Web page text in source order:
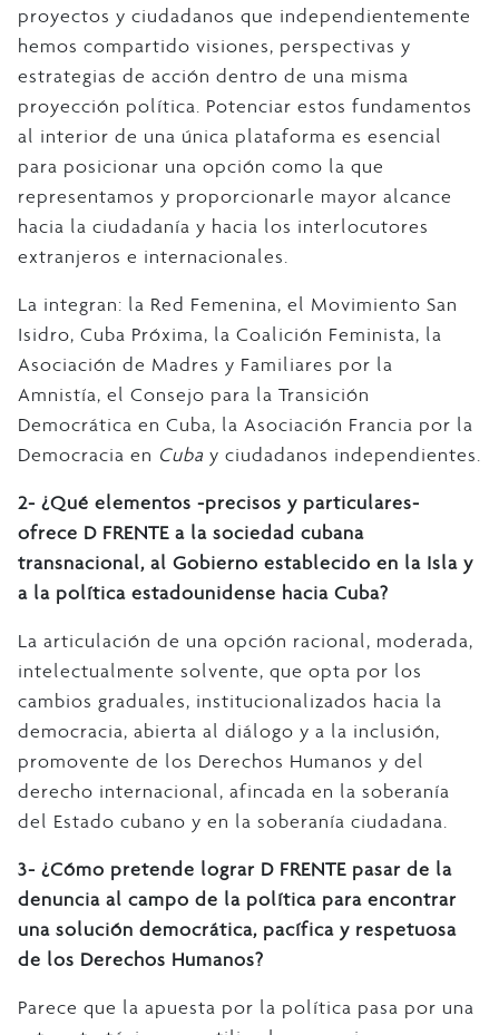
proyectos y ciudadanos que independientemente
hemos compartido visiones, perspectivas y
estrategias de acción dentro de una misma
proyección política. Potenciar estos fundamentos
al interior de una única plataforma es esencial
para posicionar una opción como la que
representamos y proporcionarle mayor alcance
hacia la ciudadanía y hacia los interlocutores
extranjeros e internacionales.
La integran: la Red Femenina, el Movimiento San
Isidro, Cuba Próxima, la Coalición Feminista, la
Asociación de Madres y Familiares por la
Amnistía, el Consejo para la Transición
Democrática en Cuba, la Asociación Francia por la
Democracia en Cuba y ciudadanos independientes.
2- ¿Qué elementos -precisos y particulares-
ofrece D FRENTE a la sociedad cubana
transnacional, al Gobierno establecido en la Isla y
a la política estadounidense hacia Cuba?
La articulación de una opción racional, moderada,
intelectualmente solvente, que opta por los
cambios graduales, institucionalizados hacia la
democracia, abierta al diálogo y a la inclusión,
promovente de los Derechos Humanos y del
derecho internacional, afincada en la soberanía
del Estado cubano y en la soberanía ciudadana.
3- ¿Cómo pretende lograr D FRENTE pasar de la
denuncia al campo de la política para encontrar
una solución democrática, pacífica y respetuosa
de los Derechos Humanos?
Parece que la apuesta por la política pasa por una